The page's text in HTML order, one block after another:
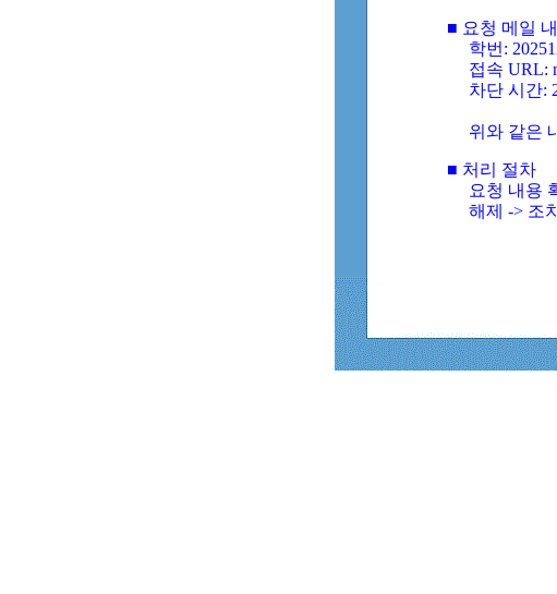
■ 요청 메일
학번:
접속 URL:
차단 시간:
위와 같은
■ 처리 절차
요청 내용
해제 -> 조